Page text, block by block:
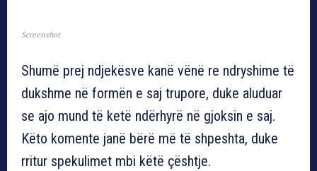
Screenshot
Shumë prej ndjekësve kanë vënë re ndryshime të
dukshme në formën e saj trupore, duke aluduar
se ajo mund të ketë ndërhyrë në gjoksin e saj.
Këto komente janë bërë më të shpeshta, duke
rritur spekulimet mbi këtë çështje.